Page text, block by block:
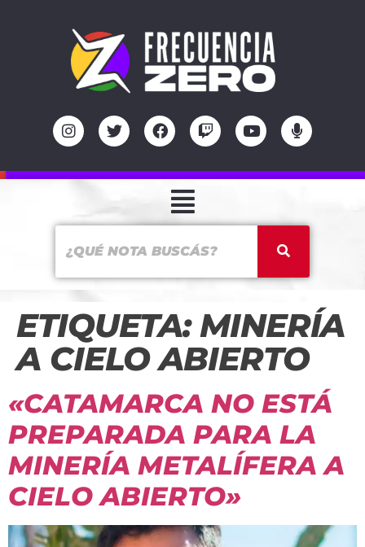
ETIQUETA: MINERÍA
A CIELO ABIERTO
«CATAMARCA NO ESTÁ
PREPARADA PARA LA
MINERÍA METALÍFERA A
CIELO ABIERTO»